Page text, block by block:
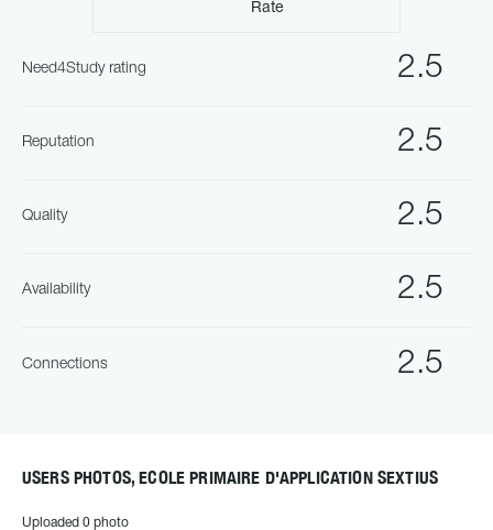
Rate
2.5
Need4Study rating
2.5
Reputation
2.5
Quality
2.5
Availability
2.5
Connections
USERS PHOTOS, ECOLE PRIMAIRE D'APPLICATION SEXTIUS
Uploaded 0 photo